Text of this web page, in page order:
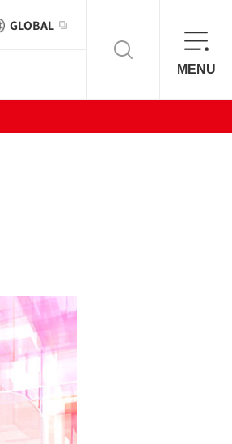
GLOBAL
MENU